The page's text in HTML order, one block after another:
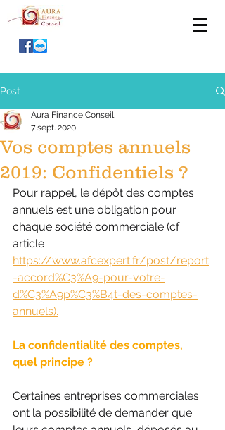
Post
Vos comptes annuels
2019: Confidentiels ?
Aura Finance Conseil
7 sept. 2020
Pour rappel, le dépôt des comptes
annuels est une obligation pour
chaque société commerciale (cf
article
https://www.afcexpert.fr/post/report
-accord%C3%A9-pour-votre-
d%C3%A9p%C3%B4t-des-comptes-
annuels).
La confidentialité des comptes,
quel principe ?
Certaines entreprises commerciales
ont la possibilité de demander que